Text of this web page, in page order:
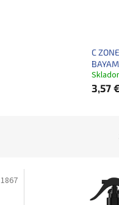
C
3,57
1867